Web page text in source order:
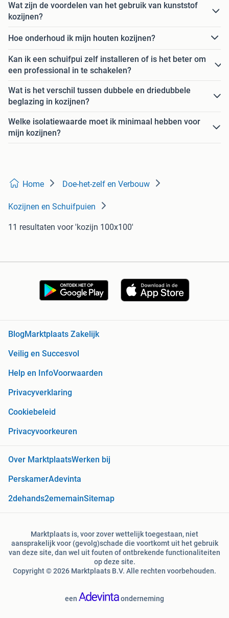
Wat zijn de voordelen van het gebruik van kunststof
kozijnen?
Hoe onderhoud ik mijn houten kozijnen?
Kan ik een schuifpui zelf installeren of is het beter om
een professional in te schakelen?
Wat is het verschil tussen dubbele en driedubbele
beglazing in kozijnen?
Welke isolatiewaarde moet ik minimaal hebben voor
mijn kozijnen?
Home Doe-het-zelf en Verbouw
Kozijnen en Schuifpuien
11 resultaten voor 'kozijn 100x100'
Blog Marktplaats Zakelijk
Veilig en Succesvol
Help en InfoVoorwaarden
Privacyverklaring
Cookiebeleid
Privacyvoorkeuren
Over MarktplaatsWerken bij
PerskamerAdevinta
2dehands2ememainSitemap
Marktplaats is, voor zover wettelijk toegestaan, niet
aansprakelijk voor (gevolg)schade die voortkomt uit het gebruik
van deze site, dan wel uit fouten of ontbrekende functionaliteiten
op deze site.
Copyright © 2026 Marktplaats B.V. Alle rechten voorbehouden.
een onderneming